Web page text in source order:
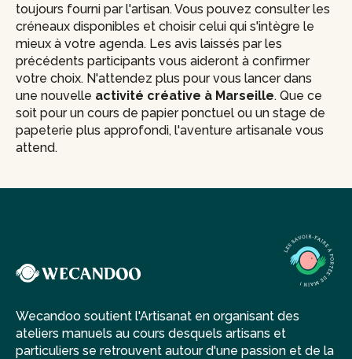
toujours fourni par l'artisan. Vous pouvez consulter les
créneaux disponibles et choisir celui qui s'intègre le
mieux à votre agenda. Les avis laissés par les
précédents participants vous aideront à confirmer
votre choix. N'attendez plus pour vous lancer dans
une nouvelle activité créative à Marseille. Que ce
soit pour un cours de papier ponctuel ou un stage de
papeterie plus approfondi, l'aventure artisanale vous
attend.
Wecandoo soutient l'Artisanat en organisant des
ateliers manuels au cours desquels artisans et
particuliers se retrouvent autour d'une passion et de la